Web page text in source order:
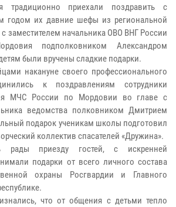
традиционно приехали поздравить с
годом их давние шефы из региональной
заместителем начальника ОВО ВНГ России
подполковником Александром
были вручены сладкие подарки.
накануне своего профессионального
к поздравлениям сотрудники
МЧС России по Мордовии во главе с
ведомства полковником Дмитрием
подарок ученикам школы подготовил
коллектив спасателей «Дружина».
приезду гостей, с искренней
подарки от всего личного состава
охраны Росгвардии и Главного
что от общения с детьми тепло